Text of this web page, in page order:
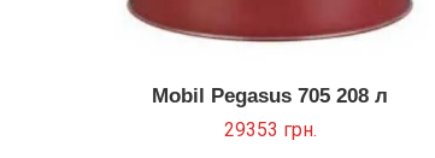
Mobil Pegasus 705 208 л
29353 грн.